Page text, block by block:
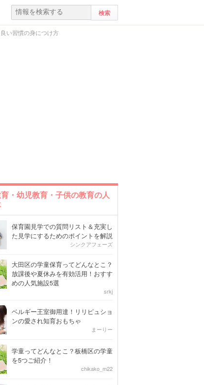
い習慣の身につけ方
・幼児教育・子供の教育の人
保育園見学での質問リスト＆充実し
た見学にするためのポイントを解説
シンクアフェーズ
大田区の学童保育ってどんなとこ？
放課後や夏休みを有効活用！おすす
めの人気施設5選
srkj
ベルギー王室御用達！リリピュショ
ンの愛され知育おもちゃ
まーりー
学童ってどんなとこ？板橋区の学童
を5つご紹介！
chikako_m22